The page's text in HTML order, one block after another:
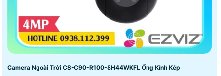
Camera Ngoài Trời CS-C90-R100-8H44WKFL Ống Kính Kép